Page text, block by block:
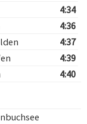
4:34
4:36
4:37
4:39
4:40